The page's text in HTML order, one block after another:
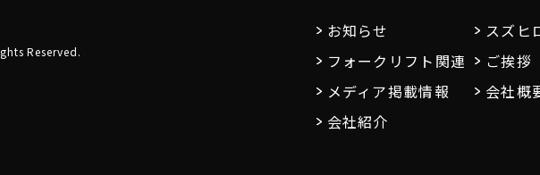
Reserved.
お知らせ
フォークリフト関連
メディア掲載情報
会社紹介
スズヒ
ご挨拶
会社概